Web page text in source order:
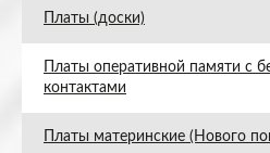
Платы (доски)
Платы оперативной памяти с
контактами
Платы материнские (Нового